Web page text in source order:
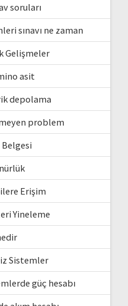
soruları
sınavı ne zaman
Gelişmeler
asit
depolama
problem
Belgesi
Erişim
Yineleme
Sistemler
güç hesabı